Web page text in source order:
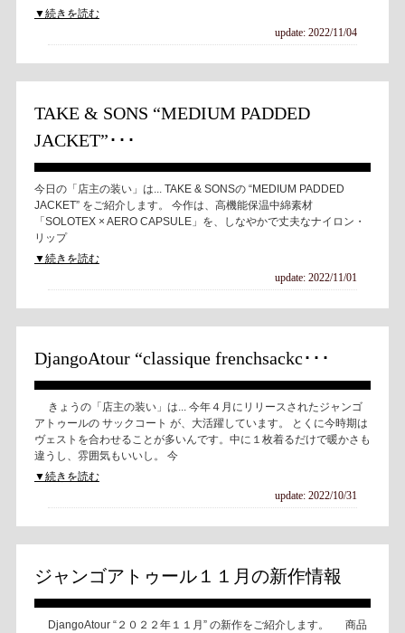
▼続きを読む
update: 2022/11/04
TAKE & SONS “MEDIUM PADDED
JACKET”･･･
今日の「店主の装い」は... TAKE & SONSの “MEDIUM PADDED
JACKET” をご紹介します。 今作は、高機能保温中綿素材
「SOLOTEX × AERO CAPSULE」を、しなやかで丈夫なナイロン・
リップ
▼続きを読む
update: 2022/11/01
DjangoAtour “classique frenchsackc･･･
きょうの「店主の装い」は... 今年４月にリリースされたジャンゴ
アトゥールの サックコート が、大活躍しています。 とくに今時期は
ヴェストを合わせることが多いんです。中に１枚着るだけで暖かさも
違うし、雰囲気もいいし。 今
▼続きを読む
update: 2022/10/31
ジャンゴアトゥール１１月の新作情報
DjangoAtour “２０２２年１１月” の新作をご紹介します。 商品